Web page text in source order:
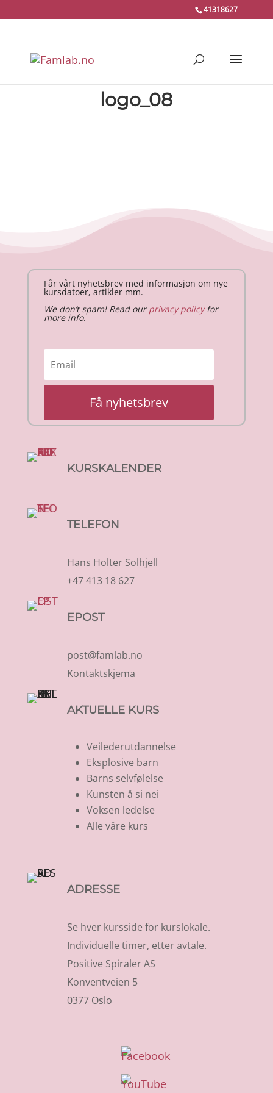
41318627
logo_08
Får vårt nyhetsbrev med informasjon om nye
kursdatoer, artikler mm.
We don’t spam! Read ourprivacy policyfor
more info.
Få nyhetsbrev
KURSKALENDER
TELEFON
Hans Holter Solhjell
+47 413 18 627
EPOST
post@famlab.no
Kontaktskjema
AKTUELLE KURS
Veilederutdannelse
Eksplosive barn
Barns selvfølelse
Kunsten å si nei
Voksen ledelse
Alle våre kurs
ADRESSE
Se hver kursside for kurslokale.
Individuelle timer, etter avtale.
Positive Spiraler AS
Konventveien 5
0377 Oslo